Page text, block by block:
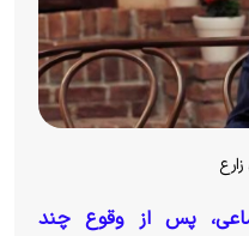
پس از وقوع چند